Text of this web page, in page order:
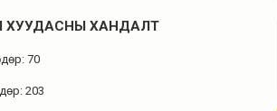
ХУУДАСНЫ ХАНДАЛТ
70
203